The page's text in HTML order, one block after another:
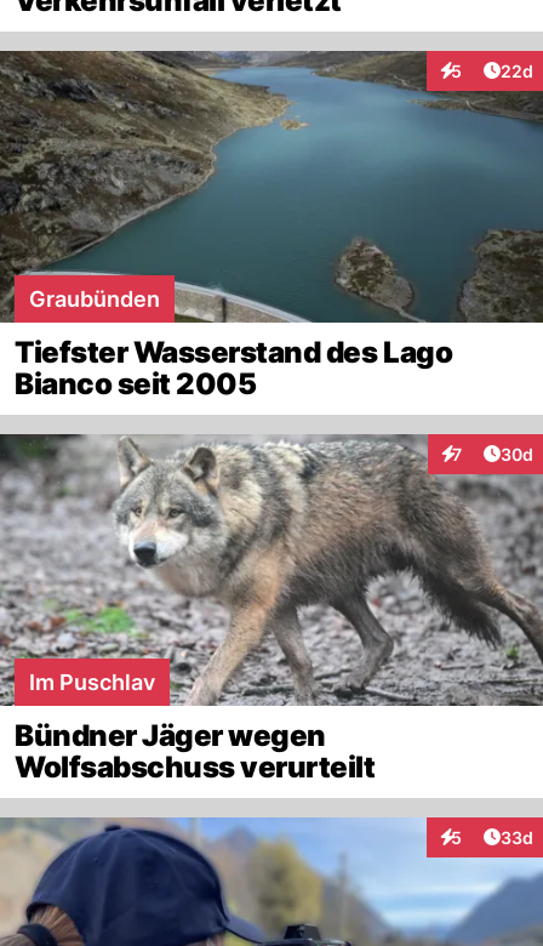
5
Interaktionen
22d
Graubünden
Tiefster Wasserstand des Lago
Bianco seit 2005
7
Interaktionen
30d
Im Puschlav
Bündner Jäger wegen
Wolfsabschuss verurteilt
5
Interaktionen
33d